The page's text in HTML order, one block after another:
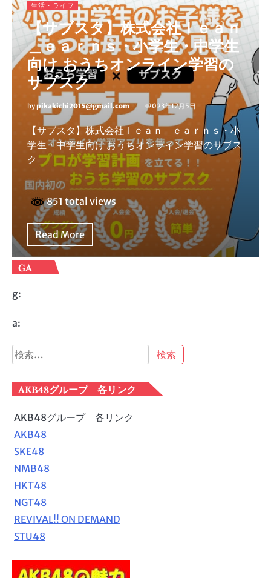
生活・ライフ
【サブスタ】株式会社ｌｅａｎ
＿ｅａｒｎｓ・小学生・中学生
向け おうちオンライン学習の
サブスク
bypikakichi2015@gmail.com 2023年12月5日
【サブスタ】株式会社ｌｅａｎ＿ｅａｒｎｓ・小
学生・中学生向け おうちオンライン学習のサブス
ク
851 total views
Read More
GA
g:
a:
検
索:
AKB48グループ 各リンク
AKB48グループ 各リンク
AKB48
SKE48
NMB48
HKT48
NGT48
REVIVAL!! ON DEMAND
STU48